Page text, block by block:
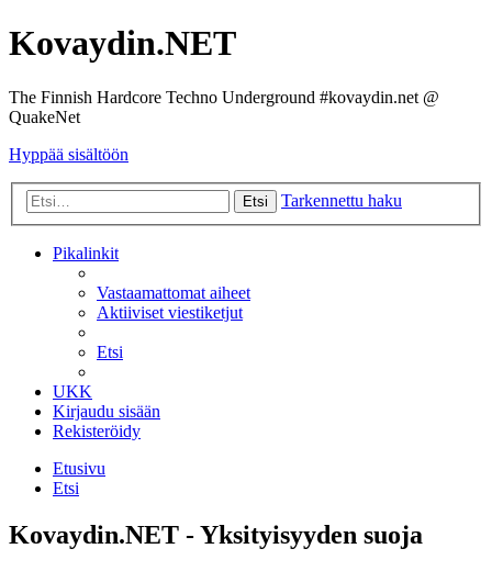
Kovaydin.NET
The Finnish Hardcore Techno Underground #kovaydin.net @
QuakeNet
Hyppää sisältöön
Etsi Tarkennettu haku
Pikalinkit
Vastaamattomat aiheet
Aktiiviset viestiketjut
Etsi
UKK
Kirjaudu sisään
Rekisteröidy
Etusivu
Etsi
Kovaydin.NET - Yksityisyyden suoja